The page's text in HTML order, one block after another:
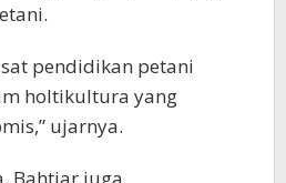
pendidikan petani
holtikultura yang
ujarnya.